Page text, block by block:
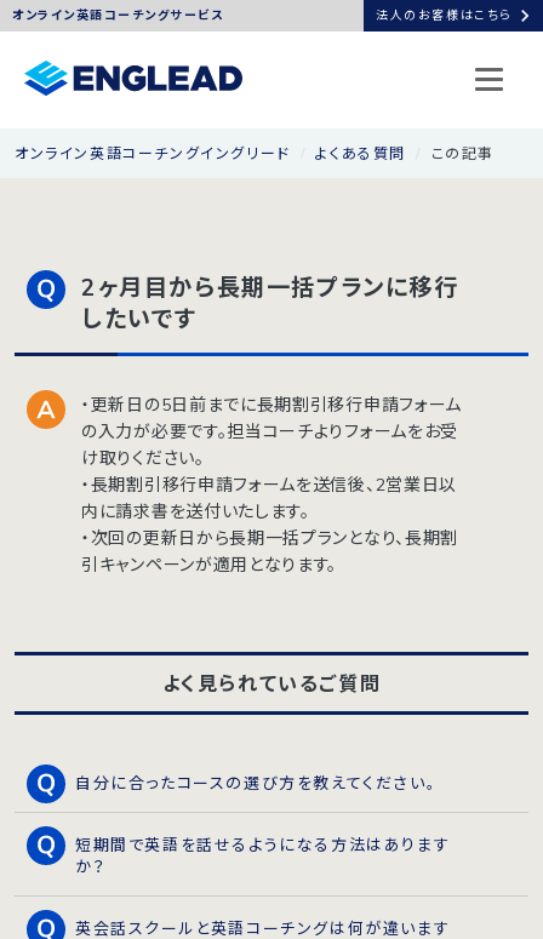
オンライン英語コーチングサービス 法人のお客様はこちら chevron_right
オンライン英語コーチングイングリード よくある質問 この記事
2ヶ月目から長期一括プランに移行
したいです
・更新日の5日前までに長期割引移行申請フォーム
の入力が必要です。担当コーチよりフォームをお受
け取りください。
・長期割引移行申請フォームを送信後、2営業日以
内に請求書を送付いたします。
・次回の更新日から長期一括プランとなり、長期割
引キャンペーンが適用となります。
よく見られているご質問
自分に合ったコースの選び方を教えてください。
短期間で英語を話せるようになる方法はあります
か？
英会話スクールと英語コーチングは何が違います